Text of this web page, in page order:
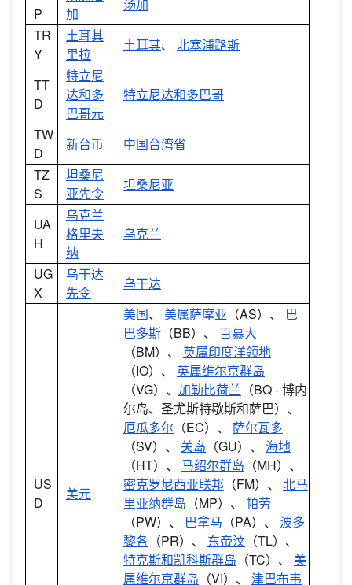
P
加
汤加
TR
Y
土耳其
里拉
土耳其、 北塞浦路斯
TT
D
特立尼
达和多
巴哥元
特立尼达和多巴哥
TW
D
新台币
中国台湾省
TZ
S
坦桑尼
亚先令
坦桑尼亚
UA
H
乌克兰
格里夫
纳
乌克兰
UG
X
乌干达
先令
乌干达
US
D
美元
美国、 美属萨摩亚 （AS）、
巴
巴多斯 （BB）、
百慕大
（BM）、
英属印度洋领地
（IO）、
英属维尔京群岛
（VG）、 加勒比荷兰 （BQ - 博内
尔岛、圣尤斯特歇斯和萨巴）、
厄瓜多尔 （EC）、
萨尔瓦多
（SV）、
关岛 （GU）、
海地
（HT）、
马绍尔群岛 （MH）、
密克罗尼西亚联邦 （FM）、
北马
里亚纳群岛 （MP）、
帕劳
（PW）、
巴拿马 （PA）、
波多
黎各 （PR）、 东帝汶 （TL）、
特克斯和凯科斯群岛 （TC）、
美
属维尔京群岛 （VI）、
津巴布韦